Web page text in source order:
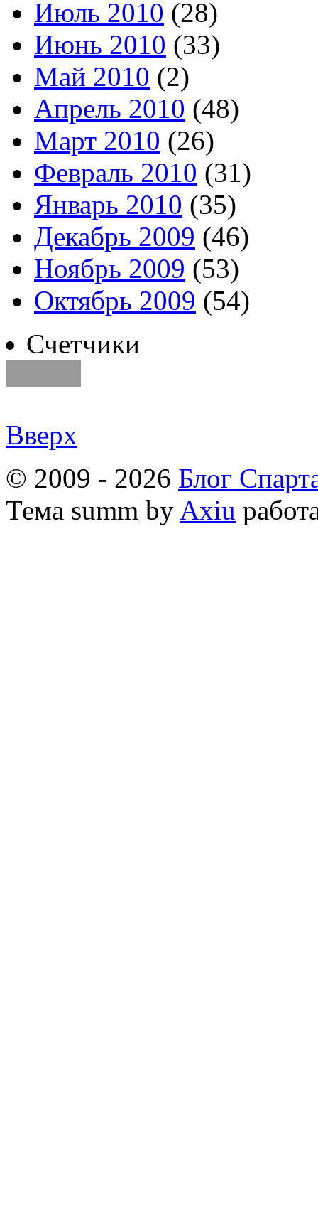
Июль 2010 (28)
Июнь 2010 (33)
Май 2010 (2)
Апрель 2010 (48)
Март 2010 (26)
Февраль 2010 (31)
Январь 2010 (35)
Декабрь 2009 (46)
Ноябрь 2009 (53)
Октябрь 2009 (54)
Счетчики
Вверх
© 2009 - 2026 Блог
Тема summ by Axiu